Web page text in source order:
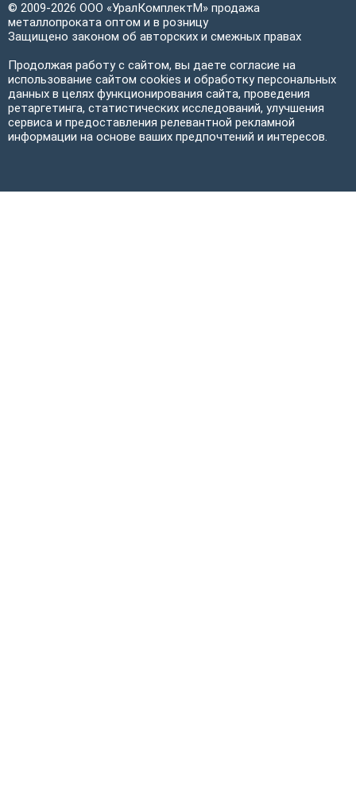
© 2009-2026 ООО «УралКомплектМ» продажа
металлопроката оптом и в розницу
Защищено законом об авторских и смежных правах
Продолжая работу с сайтом, вы даете согласие на
использование сайтом cookies и обработку персональных
данных в целях функционирования сайта, проведения
ретаргетинга, статистических исследований, улучшения
сервиса и предоставления релевантной рекламной
информации на основе ваших предпочтений и интересов.